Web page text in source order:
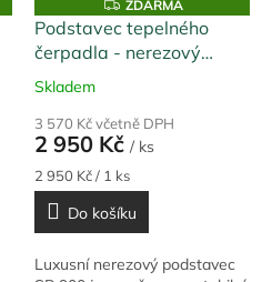
Z
D
A
R
ZDARMA
Podstavec tepelného
čerpadla - nerezový
Nerez
Skladem
3 570 Kč včetně DPH
2 950 Kč / ks
Měrná
cena:
2 950 Kč / 1 ks
Do košíku
Luxusní nerezový podstavec